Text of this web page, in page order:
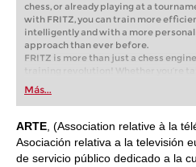
chess, or already playing at a
with FRITZ, you can train more
intelligently and with a more
approach than ever before.
FRITZ is more than just a chess engine
training revolution! Whether you’re
first steps into the world of club chess,
playing at a tournament level: with
train more efficiently, intelligently
more personalised approach than
Más...
ARTE , (Association relative à la
Asociación relativa a la televisión
de servicio público dedicado a la